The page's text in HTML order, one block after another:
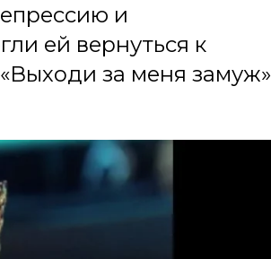
и
ей вернуться к
за меня замуж»